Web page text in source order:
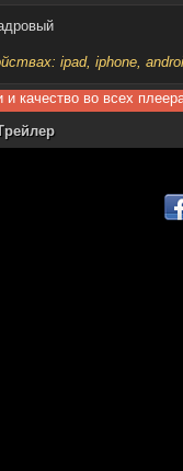
ipad, iphone,
и качество во всех